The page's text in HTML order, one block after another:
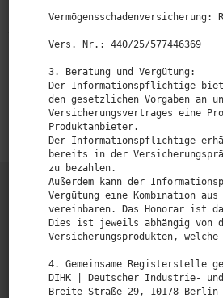
Wo brauche ich eine
Vermögensschadenversicherung:
Vers. Nr.: 440/25/577446369
3. Beratung und Vergütung:
Der Informationspflichtige
den gesetzlichen Vorgaben
Versicherungsvertrages eine
Produktanbieter.
Der Informationspflichtige
bereits in der
zu bezahlen.
Außerdem kann der
Vergütung eine Kombination
vereinbaren. Das Honorar ist
Dies ist jeweils abhängig von
Versicherungsprodukten,
4. Gemeinsame Registerstelle
DIHK | Deutscher Industrie- und
Breite Straße 29, 10178 Berlin